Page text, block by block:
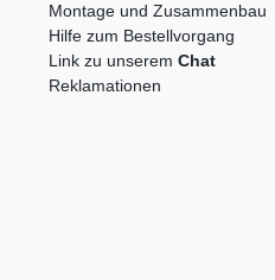
Montage und Zusammenbau
Hilfe zum Bestellvorgang
Link zu unserem Chat
Reklamationen